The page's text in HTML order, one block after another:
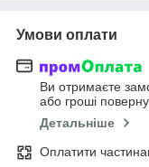
Умови оплати
Ви отримаєте
або гроші
Детальніше
Оплатити